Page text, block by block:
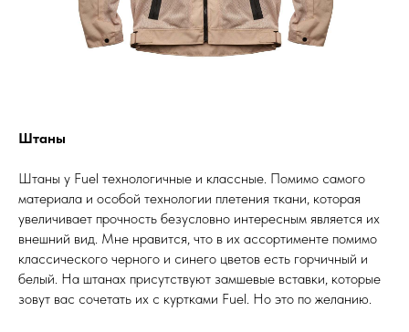
Штаны
Штаны у Fuel технологичные и классные. Помимо самого
материала и особой технологии плетения ткани, которая
увеличивает прочность безусловно интересным является их
внешний вид. Мне нравится, что в их ассортименте помимо
классического черного и синего цветов есть горчичный и
белый. На штанах присутствуют замшевые вставки, которые
зовут вас сочетать их с куртками Fuel. Но это по желанию.